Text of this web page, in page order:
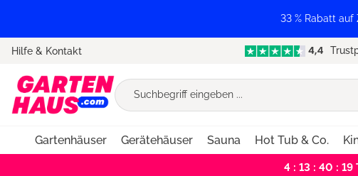
33 % Rabatt auf
Hilfe & Kontakt
Gartenhäuser Gerätehäuser Sauna Hot Tub & Co.
4 : 13 : 40 : 19